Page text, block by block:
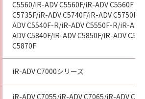
C5560/iR-ADV C5560F/iR-ADV C5560F
C5735F/iR-ADV C5740F/iR-ADV C5750F/
ADV C5540F-R/iR-ADV C5550F-R/iR-
ADV C5840F/iR-ADV C5850F/iR-ADV
C5870F
iR-ADV C7000シリーズ
iR-ADV C7055/iR-ADV C7065/iR-ADV